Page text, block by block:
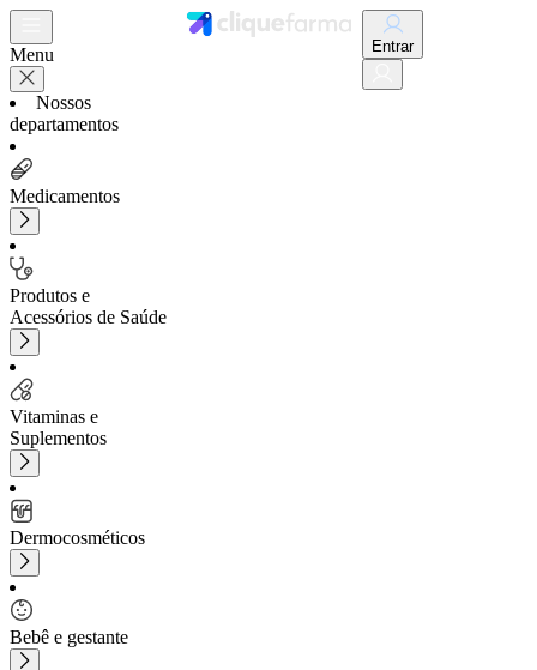
Menu
Nossos
departamentos
Medicamentos
Produtos e
Acessórios de Saúde
Vitaminas e
Suplementos
Dermocosméticos
Bebê e gestante
Entrar